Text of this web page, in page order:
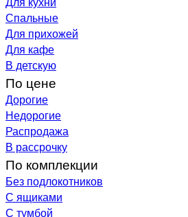
Спальные
Для прихожей
Для кафе
В детскую
По цене
Дорогие
Недорогие
Распродажа
В рассрочку
По комплекции
Без подлокотников
С ящиками
С тумбой